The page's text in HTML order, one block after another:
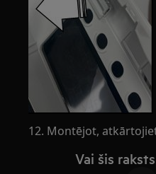
12. Montējot,
Vai šis